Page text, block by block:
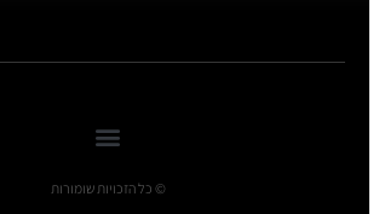
© כל הזכויות שומורות